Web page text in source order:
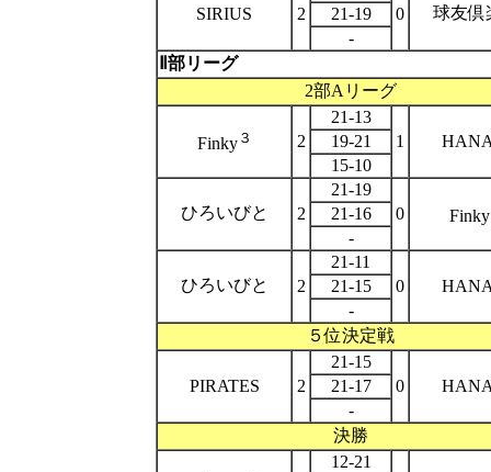
SIRIUS 2
0
球友倶
21-19
-
Ⅱ部リーグ
2部Aリーグ
Finky３ 2
21-13
1
19-21
15-10
ひろいびと 2
21-19
0
Finky
21-16
-
ひろいびと 2
21-11
0
21-15
-
５位決定戦
PIRATES 2
21-15
0
21-17
-
決勝
12-21